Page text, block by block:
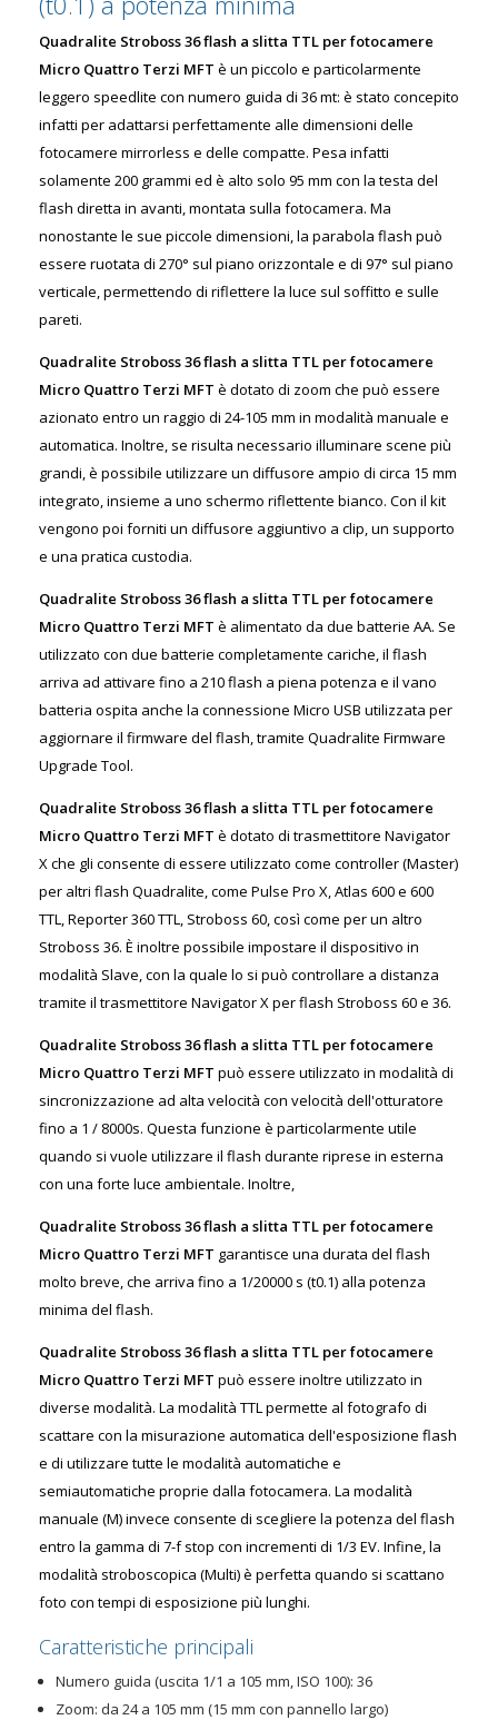
Quadralite Stroboss 36 flash a slitta TTL per fotocamere
Micro Quattro Terzi MFT è un piccolo e particolarmente
leggero speedlite con numero guida di 36 mt: è stato concepito
infatti per adattarsi perfettamente alle dimensioni delle
fotocamere mirrorless e delle compatte. Pesa infatti
solamente 200 grammi ed è alto solo 95 mm con la testa del
flash diretta in avanti, montata sulla fotocamera. Ma
nonostante le sue piccole dimensioni, la parabola flash può
essere ruotata di 270° sul piano orizzontale e di 97° sul piano
verticale, permettendo di riflettere la luce sul soffitto e sulle
pareti.
Quadralite Stroboss 36 flash a slitta TTL per fotocamere
Micro Quattro Terzi MFT è dotato di zoom che può essere
azionato entro un raggio di 24-105 mm in modalità manuale e
automatica. Inoltre, se risulta necessario illuminare scene più
grandi, è possibile utilizzare un diffusore ampio di circa 15 mm
integrato, insieme a uno schermo riflettente bianco. Con il kit
vengono poi forniti un diffusore aggiuntivo a clip, un supporto
e una pratica custodia.
Quadralite Stroboss 36 flash a slitta TTL per fotocamere
Micro Quattro Terzi MFT è alimentato da due batterie AA. Se
utilizzato con due batterie completamente cariche, il flash
arriva ad attivare fino a 210 flash a piena potenza e il vano
batteria ospita anche la connessione Micro USB utilizzata per
aggiornare il firmware del flash, tramite Quadralite Firmware
Upgrade Tool.
Quadralite Stroboss 36 flash a slitta TTL per fotocamere
Micro Quattro Terzi MFT è dotato di trasmettitore Navigator
X che gli consente di essere utilizzato come controller (Master)
per altri flash Quadralite, come Pulse Pro X, Atlas 600 e 600
TTL, Reporter 360 TTL, Stroboss 60, così come per un altro
Stroboss 36. È inoltre possibile impostare il dispositivo in
modalità Slave, con la quale lo si può controllare a distanza
tramite il trasmettitore Navigator X per flash Stroboss 60 e 36.
Quadralite Stroboss 36 flash a slitta TTL per fotocamere
Micro Quattro Terzi MFT può essere utilizzato in modalità di
sincronizzazione ad alta velocità con velocità dell'otturatore
fino a 1 / 8000s. Questa funzione è particolarmente utile
quando si vuole utilizzare il flash durante riprese in esterna
con una forte luce ambientale. Inoltre,
Quadralite Stroboss 36 flash a slitta TTL per fotocamere
Micro Quattro Terzi MFT garantisce una durata del flash
molto breve, che arriva fino a 1/20000 s (t0.1) alla potenza
minima del flash.
Quadralite Stroboss 36 flash a slitta TTL per fotocamere
Micro Quattro Terzi MFT può essere inoltre utilizzato in
diverse modalità. La modalità TTL permette al fotografo di
scattare con la misurazione automatica dell'esposizione flash
e di utilizzare tutte le modalità automatiche e
semiautomatiche proprie dalla fotocamera. La modalità
manuale (M) invece consente di scegliere la potenza del flash
entro la gamma di 7-f stop con incrementi di 1/3 EV. Infine, la
modalità stroboscopica (Multi) è perfetta quando si scattano
foto con tempi di esposizione più lunghi.
Caratteristiche principali
Numero guida (uscita 1/1 a 105 mm, ISO 100): 36
Zoom: da 24 a 105 mm (15 mm con pannello largo)